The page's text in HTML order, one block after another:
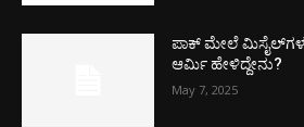
ಪಾಕ್​ ಮೇಲೆ
ಆರ್ಮಿ ಹೇಳಿದ್ದೇನು?
May 7, 2025